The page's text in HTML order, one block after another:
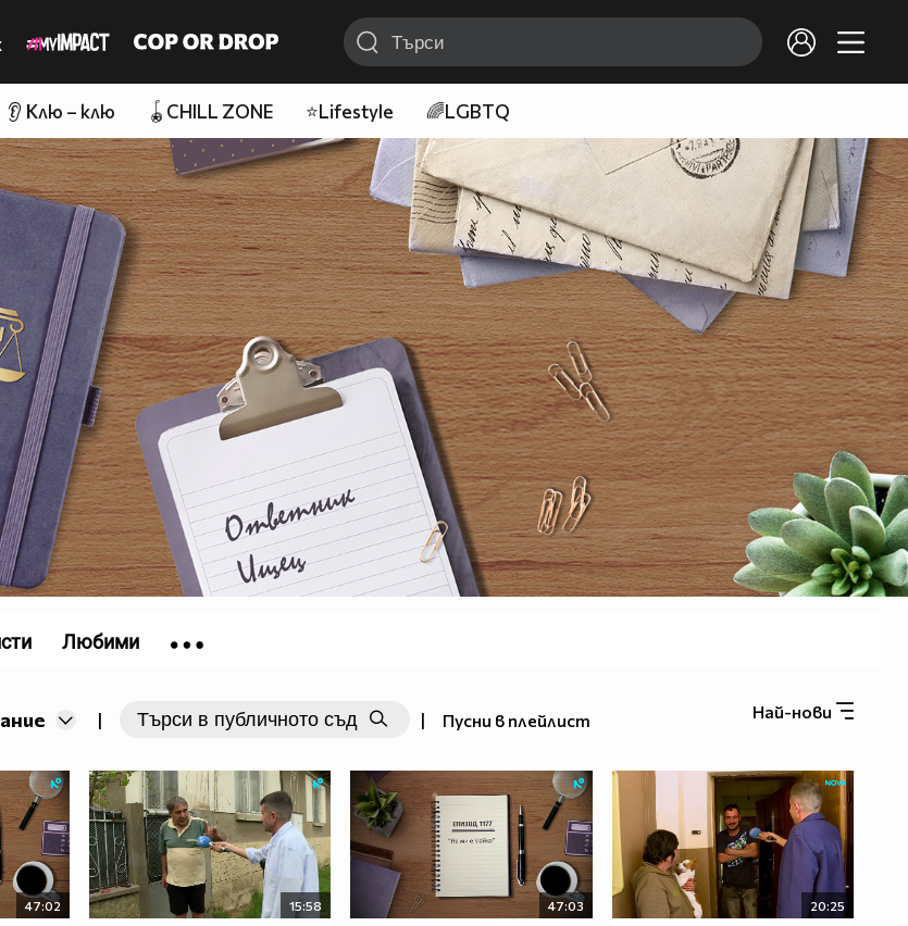
👂 Клю – клю 🪀CHILL ZONE ⭐Lifestyle 🌈LGBTQ
Най-нови
| | Пусни в плейлист
47:02 15:58 47:03 20:25
Любими